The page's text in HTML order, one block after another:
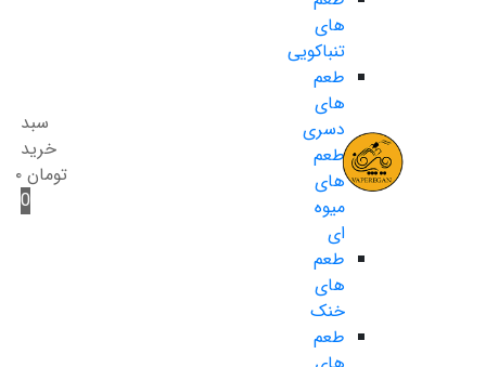
های
تنباکویی
طعم
های
دسری
طعم
های
میوه
ای
طعم
های
خنک
طعم
سبد
خرید
تومان ۰
0